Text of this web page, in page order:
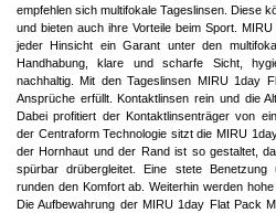
empfehlen sich multifokale Tageslinsen. Diese
und bieten auch ihre Vorteile beim Sport.
jeder Hinsicht ein Garant unter den
Handhabung, klare und scharfe Sicht,
nachhaltig. Mit den Tageslinsen MIRU 1day
Ansprüche erfüllt. Kontaktlinsen rein und die
Dabei profitiert der Kontaktlinsenträger von
der Centraform Technologie sitzt die MIRU
der Hornhaut und der Rand ist so gestaltet,
spürbar drübergleitet. Eine stete Benetzung
runden den Komfort ab. Weiterhin werden
Die Aufbewahrung der MIRU 1day Flat Pack